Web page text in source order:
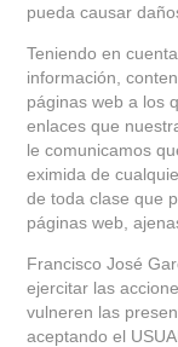
pueda causar
Teniendo en
información,
páginas web a los
enlaces que
le comunicamos
eximida de
de toda clase que
páginas web,
Francisco José
ejercitar las
vulneren las
aceptando el